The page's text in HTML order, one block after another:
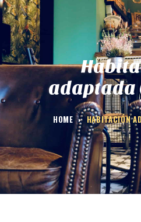
adaptada
HOME HABITACIÓN